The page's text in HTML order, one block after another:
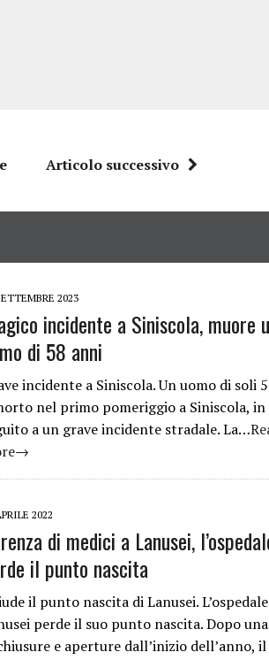
Articolo successivo
2023
incidente a Siniscola, muore
di 58 anni
incidente a Siniscola. Un uomo di soli
nel primo pomeriggio a Siniscola, in
a un grave incidente stradale. La…
2022
di medici a Lanusei,
il punto nascita
il punto nascita di Lanusei.
perde il suo punto nascita. Dopo
e aperture dall’inizio dell’anno, il